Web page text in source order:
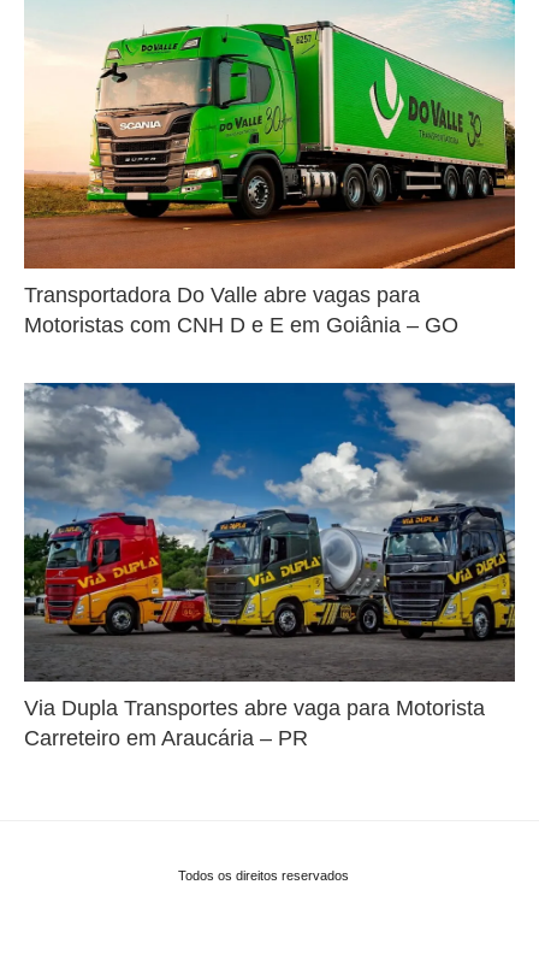
Transportadora Do Valle abre vagas para
Motoristas com CNH D e E em Goiânia – GO
Via Dupla Transportes abre vaga para Motorista
Carreteiro em Araucária – PR
Todos os direitos reservados